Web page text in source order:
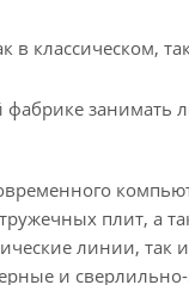
классическом,
плит, а
линии,
и